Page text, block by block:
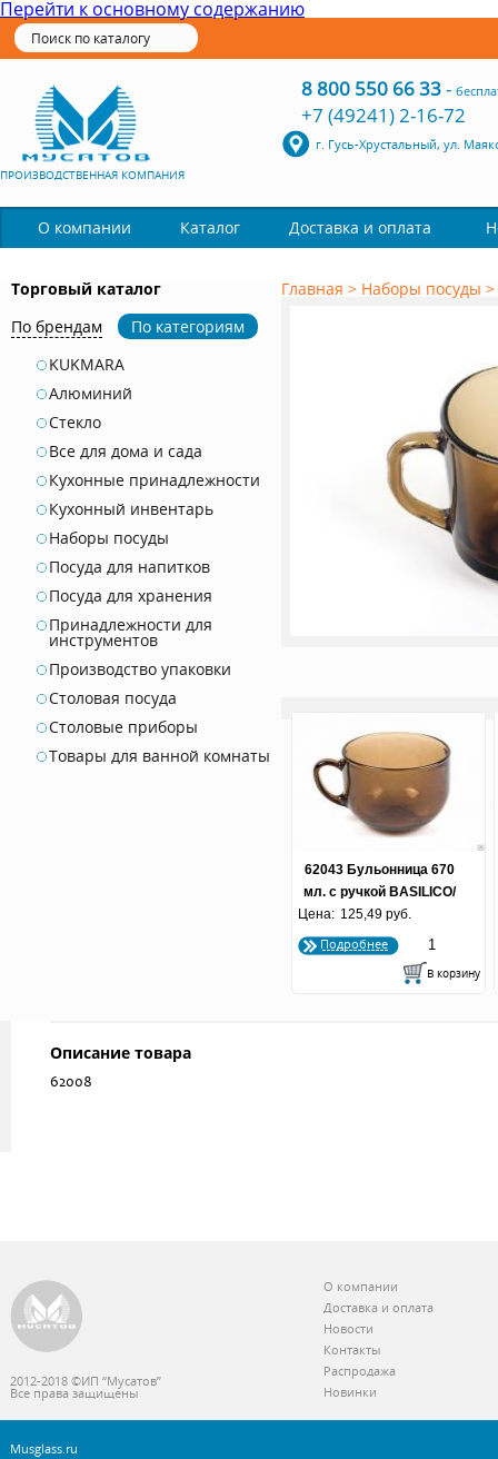
Перейти к основному содержанию
ПРОИЗВОДСТВЕННАЯ КОМПАНИЯ
8 800 550 66 33-
+7 (49241) 2-16-72
г. Гусь-Хрустальный, ул.
О компании Каталог Доставка и оплата
Торговый каталог
По брендам
По категориям
KUKMARA
Алюминий
Стекло
Все для дома и сада
Кухонные принадлежности
Кухонный инвентарь
Наборы посуды
Посуда для напитков
Посуда для хранения
Принадлежности для
инструментов
Производство упаковки
Столовая посуда
Столовые приборы
Товары для ванной комнаты
Главная > Наборы посуды >
62043 Бульонница 670
мл. с ручкой BASILICO/
ДЫМКА 1/12
Цена: 125,49 руб.
Подробнее
Описание товара
62008
2012-2018 ©ИП “Мусатов”
Все права защищены
О компании
Доставка и оплата
Новости
Контакты
Распродажа
Новинки
Musglass.ru